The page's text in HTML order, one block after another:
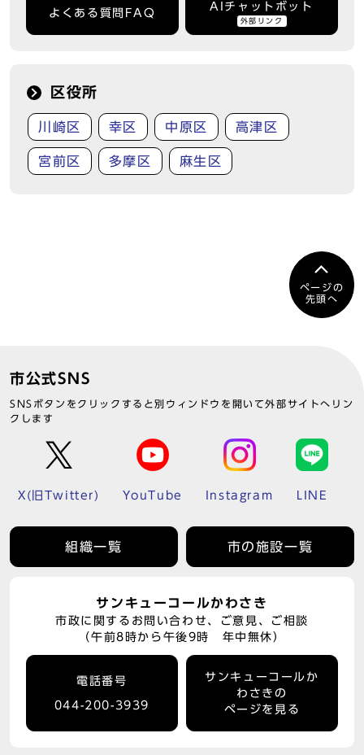
よくある質問FAQ
AIチャットボット
外部リンク
区役所
川崎区 幸区 中原区 高津区
宮前区 多摩区 麻生区
ページの
先頭へ
市公式SNS
SNSボタンをクリックすると別ウィンドウを開いて外部サイトへリン
クします
X(旧Twitter) YouTube Instagram LINE
組織一覧 市の施設一覧
サンキューコールかわさき
市政に関するお問い合わせ、ご意見、ご相談
（午前8時から午後9時 年中無休）
電話番号
044-200-3939
サンキューコールか
わさきの
ページを見る